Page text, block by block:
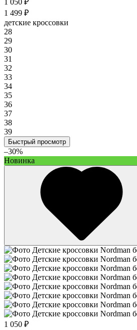
1 499 ₽
детские кроссовки
28
29
30
31
32
33
34
35
36
37
38
39
Быстрый просмотр
–30%
Новинка
1 050 ₽